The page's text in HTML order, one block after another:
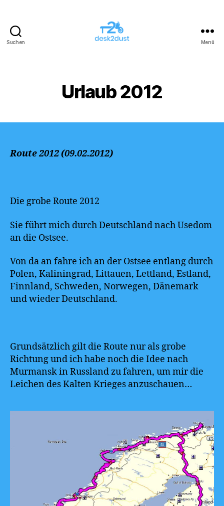
Suchen Menü
Urlaub 2012
Route 2012 (09.02.2012)
Die grobe Route 2012
Sie führt mich durch Deutschland nach Usedom
an die Ostsee.
Von da an fahre ich an der Ostsee entlang durch
Polen, Kaliningrad, Littauen, Lettland, Estland,
Finnland, Schweden, Norwegen, Dänemark
und wieder Deutschland.
Grundsätzlich gilt die Route nur als grobe
Richtung und ich habe noch die Idee nach
Murmansk in Russland zu fahren, um mir die
Leichen des Kalten Krieges anzuschauen…